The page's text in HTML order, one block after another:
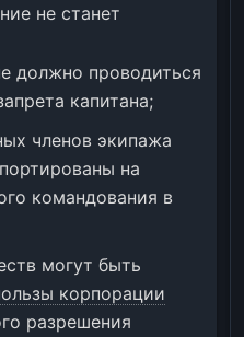
не станет
должно проводиться
капитана;
членов экипажа
на
командования в
могут быть
корпорации
разрешения